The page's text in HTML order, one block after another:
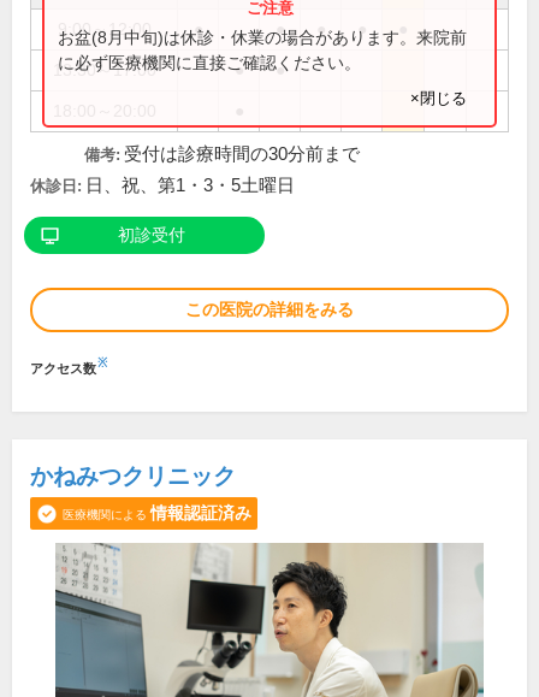
9:00～12:00 ● ● ● ●
13:30～17:00 ● ●
お盆(8月中旬)は休診・休業の場合があります。来院前
に必ず医療機関に直接ご確認ください。
×閉じる
備考: 受付は診療時間の30分前まで
休診日: 日、祝、第1・3・5土曜日
初診受付
この医院の詳細をみる
アクセス数※
かねみつクリニック
医療機関による 情報認証済み